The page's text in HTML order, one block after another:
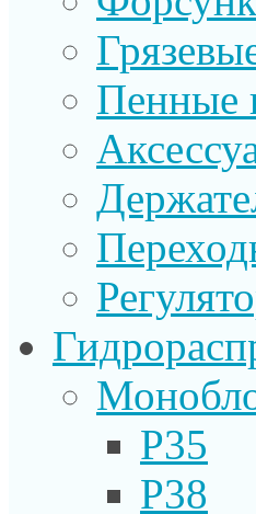
Пенные
P35
P38